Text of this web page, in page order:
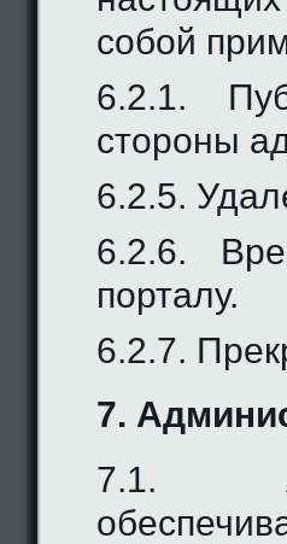
собой
6.2.1.
стороны
6.2.5.
6.2.6.
порталу.
6.2.7.
7.
7.1.